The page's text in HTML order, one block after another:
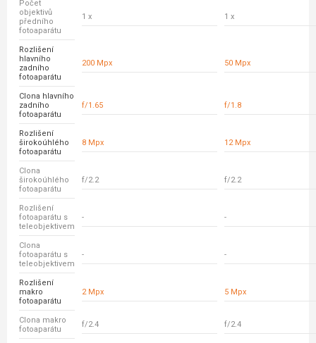
Počet
objektivů
předního
fotoaparátu
1 x 1 x
Rozlišení
hlavního
zadního
fotoaparátu
200 Mpx 50 Mpx
Clona hlavního
zadního
fotoaparátu
f/1.65 f/1.8
Rozlišení
širokoúhlého
fotoaparátu
8 Mpx 12 Mpx
Clona
širokoúhlého
fotoaparátu
f/2.2 f/2.2
Rozlišení
fotoaparátu s
teleobjektivem
- -
Clona
fotoaparátu s
teleobjektivem
- -
Rozlišení
makro
fotoaparátu
2 Mpx 5 Mpx
Clona makro
fotoaparátu
f/2.4 f/2.4